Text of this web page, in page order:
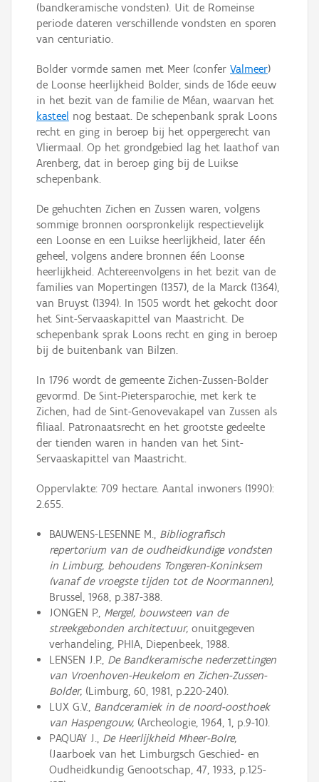
(bandkeramische vondsten). Uit de Romeinse
periode dateren verschillende vondsten en sporen
van centuriatio.
Bolder vormde samen met Meer (confer Valmeer)
de Loonse heerlijkheid Bolder, sinds de 16de eeuw
in het bezit van de familie de Méan, waarvan het
kasteel nog bestaat. De schepenbank sprak Loons
recht en ging in beroep bij het oppergerecht van
Vliermaal. Op het grondgebied lag het laathof van
Arenberg, dat in beroep ging bij de Luikse
schepenbank.
De gehuchten Zichen en Zussen waren, volgens
sommige bronnen oorspronkelijk respectievelijk
een Loonse en een Luikse heerlijkheid, later één
geheel, volgens andere bronnen één Loonse
heerlijkheid. Achtereenvolgens in het bezit van de
families van Mopertingen (1357), de la Marck (1364),
van Bruyst (1394). In 1505 wordt het gekocht door
het Sint-Servaaskapittel van Maastricht. De
schepenbank sprak Loons recht en ging in beroep
bij de buitenbank van Bilzen.
In 1796 wordt de gemeente Zichen-Zussen-Bolder
gevormd. De Sint-Pietersparochie, met kerk te
Zichen, had de Sint-Genovevakapel van Zussen als
filiaal. Patronaatsrecht en het grootste gedeelte
der tienden waren in handen van het Sint-
Servaaskapittel van Maastricht.
Oppervlakte: 709 hectare. Aantal inwoners (1990):
2.655.
BAUWENS-LESENNE M., Bibliografisch
repertorium van de oudheidkundige vondsten
in Limburg, behoudens Tongeren-Koninksem
(vanaf de vroegste tijden tot de Noormannen),
Brussel, 1968, p.387-388.
JONGEN P., Mergel, bouwsteen van de
streekgebonden architectuur, onuitgegeven
verhandeling, PHIA, Diepenbeek, 1988.
LENSEN J.P., De Bandkeramische nederzettingen
van Vroenhoven-Heukelom en Zichen-Zussen-
Bolder, (Limburg, 60, 1981, p.220-240).
LUX G.V., Bandceramiek in de noord-oosthoek
van Haspengouw, (Archeologie, 1964, 1, p.9-10).
PAQUAY J.,De Heerlijkheid Mheer-Bolre,
(Jaarboek van het Limburgsch Geschied- en
Oudheidkundig Genootschap, 47, 1933, p.125-